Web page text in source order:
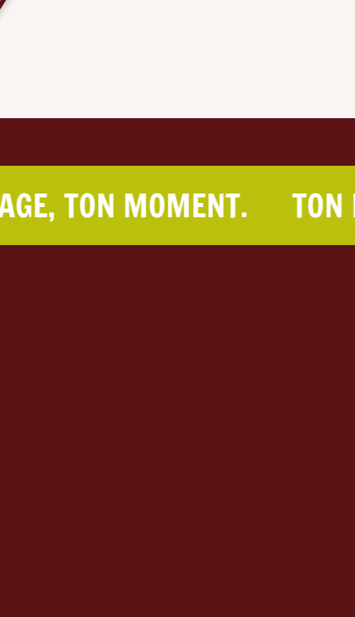
MOMENT. TON